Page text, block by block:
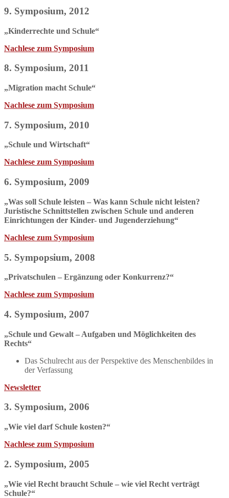
9. Symposium, 2012
„Kinderrechte und Schule“
Nachlese zum Symposium
8. Symposium, 2011
„Migration macht Schule“
Nachlese zum Symposium
7. Symposium, 2010
„Schule und Wirtschaft“
Nachlese zum Symposium
6. Symposium, 2009
„Was soll Schule leisten – Was kann Schule nicht leisten?
Juristische Schnittstellen zwischen Schule und anderen
Einrichtungen der Kinder- und Jugenderziehung“
Nachlese zum Symposium
5. Sympopsium, 2008
„Privatschulen – Ergänzung oder Konkurrenz?“
Nachlese zum Symposium
4. Symposium, 2007
„Schule und Gewalt – Aufgaben und Möglichkeiten des
Rechts“
Das Schulrecht aus der Perspektive des Menschenbildes in
der Verfassung
Newsletter
3. Symposium, 2006
„Wie viel darf Schule kosten?“
Nachlese zum Symposium
2. Symposium, 2005
„Wie viel Recht braucht Schule – wie viel Recht verträgt
Schule?“